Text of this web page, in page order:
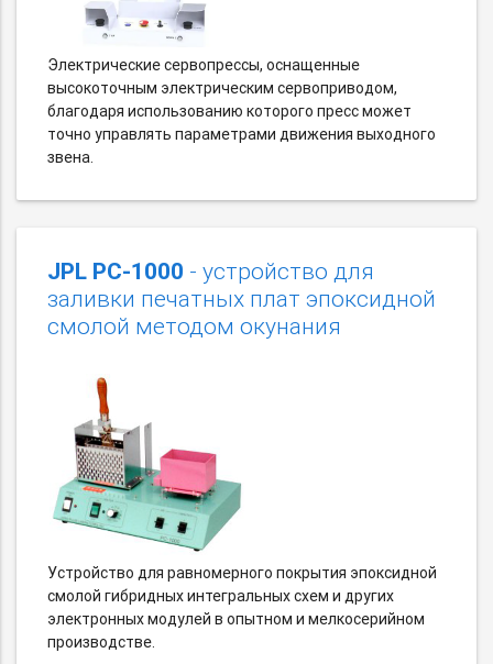
Электрические сервопрессы, оснащенные
высокоточным электрическим сервоприводом,
благодаря использованию которого пресс может
точно управлять параметрами движения выходного
звена.
JPL PC-1000 - устройство для
заливки печатных плат эпоксидной
смолой методом окунания
Устройство для равномерного покрытия эпоксидной
смолой гибридных интегральных схем и других
электронных модулей в опытном и мелкосерийном
производстве.